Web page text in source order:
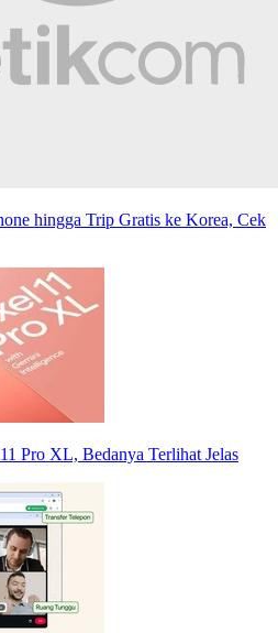
hingga Trip Gratis ke Korea, Cek
Pro XL, Bedanya Terlihat Jelas